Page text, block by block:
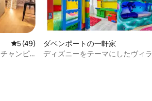
レビュー49件、5つ星中5つ星の平均評価
5 (49)
ャンピ
ダベンポートの一軒家
ディズニーをテーマにしたヴィ